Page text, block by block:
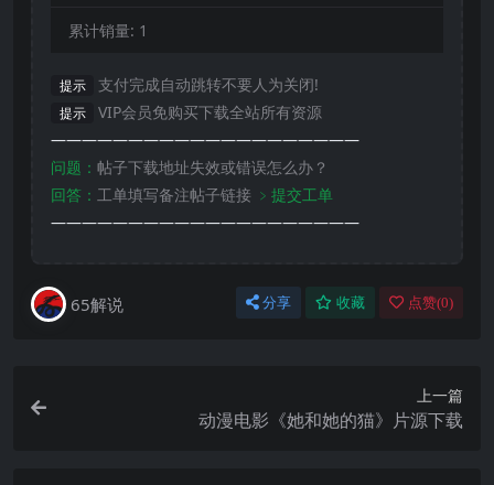
累计销量: 1
提示 支付完成自动跳转不要人为关闭!
提示
VIP会员免购买下载全站所有资源
————————————————————
问题： 帖子下载地址失效或错误怎么办？
回答： 工单填写备注帖子链接 ﹥提交工单
————————————————————
65解说 分享 收藏 点赞(0)
上一篇
动漫电影《她和她的猫》片源下载